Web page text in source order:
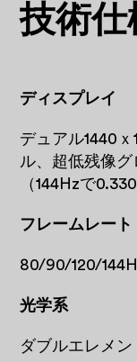
技術仕
ディスプレイ
デュアル1440
ル、超低残像
（144Hzで
フレームレート
80/90/120/
光学系
ダブルエレメ